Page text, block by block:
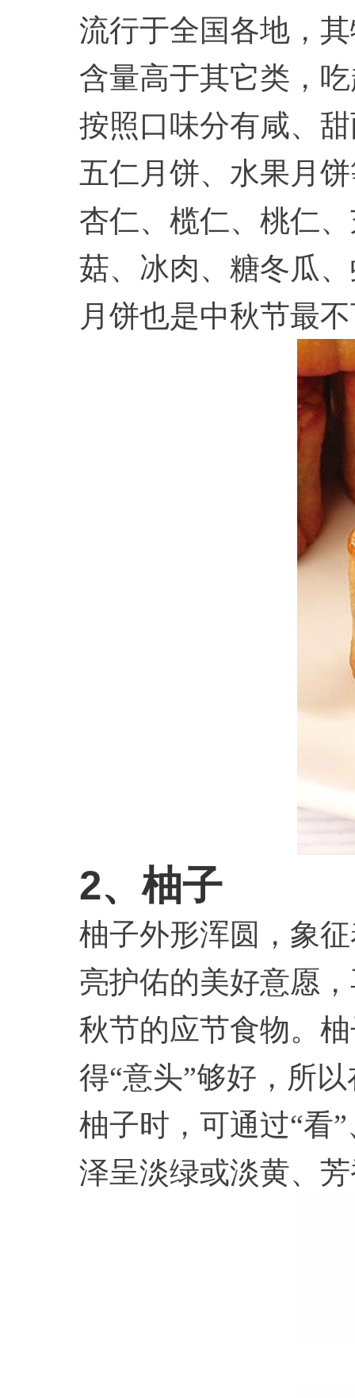
流行于全国各地，
含量高于其它类，
按照口味分有咸、
五仁月饼、水果月
杏仁、榄仁、桃仁
菇、冰肉、糖冬瓜
月饼也是中秋节最
2、柚子
柚子外形浑圆，象
亮护佑的美好意愿
秋节的应节食物。
得“意头”够好，所
柚子时，可通过“看
泽呈淡绿或淡黄、